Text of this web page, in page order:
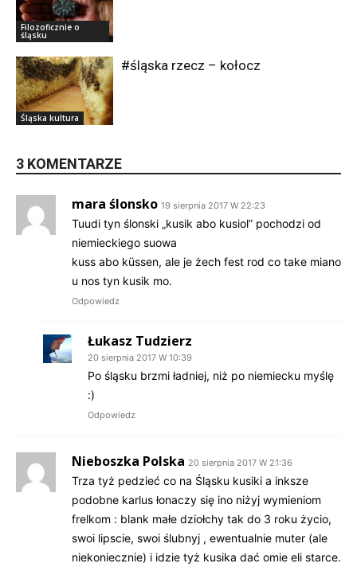
Filozoficznie o
śląsku
Śląska kultura
#śląska rzecz – kołocz
3 KOMENTARZE
mara ślonsko 19 sierpnia 2017 W 22:23
Tuudi tyn ślonski „kusik abo kusiol” pochodzi od
niemieckiego suowa
kuss abo küssen, ale je żech fest rod co take miano
u nos tyn kusik mo.
Odpowiedz
Łukasz Tudzierz
20 sierpnia 2017 W 10:39
Po śląsku brzmi ładniej, niż po niemiecku myślę
:)
Odpowiedz
Nieboszka Polska 20 sierpnia 2017 W 21:36
Trza tyż pedzieć co na Śląsku kusiki a inksze
podobne karlus łonaczy się ino niżyj wymieniom
frelkom : blank małe dziołchy tak do 3 roku życio,
swoi lipscie, swoi ślubnyj , ewentualnie muter (ale
niekoniecznie) i idzie tyż kusika dać omie eli starce.